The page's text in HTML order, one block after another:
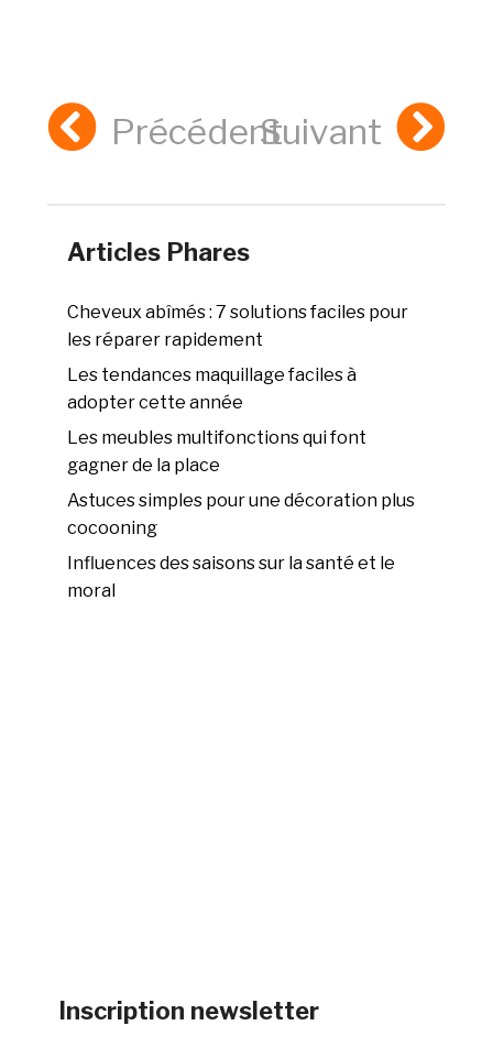
PrécédentSuivant
Articles Phares
Cheveux abîmés : 7 solutions faciles pour
les réparer rapidement
Les tendances maquillage faciles à
adopter cette année
Les meubles multifonctions qui font
gagner de la place
Astuces simples pour une décoration plus
cocooning
Influences des saisons sur la santé et le
moral
Inscription newsletter